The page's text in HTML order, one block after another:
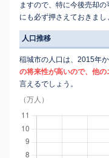
ますので、特に今後売却
にも必ず押さえておきまし
人口推移
稲城市の人口は、2015年
の将来性が高いので、他
言えるでしょう。
（万人）